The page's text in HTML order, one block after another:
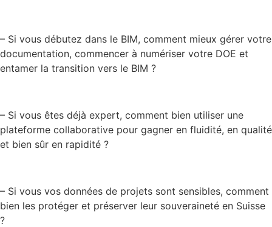
– Si vous débutez dans le BIM, comment mieux gérer votre
documentation, commencer à numériser votre DOE et
entamer la transition vers le BIM ?
– Si vous êtes déjà expert, comment bien utiliser une
plateforme collaborative pour gagner en fluidité, en qualité
et bien sûr en rapidité ?
– Si vous vos données de projets sont sensibles, comment
bien les protéger et préserver leur souveraineté en Suisse
?